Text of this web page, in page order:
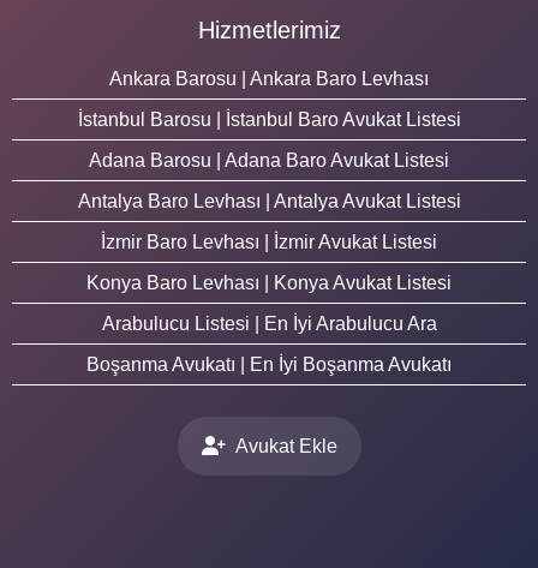
Hizmetlerimiz
Ankara Barosu | Ankara Baro Levhası
İstanbul Barosu | İstanbul Baro Avukat Listesi
Adana Barosu | Adana Baro Avukat Listesi
Antalya Baro Levhası | Antalya Avukat Listesi
İzmir Baro Levhası | İzmir Avukat Listesi
Konya Baro Levhası | Konya Avukat Listesi
Arabulucu Listesi | En İyi Arabulucu Ara
Boşanma Avukatı | En İyi Boşanma Avukatı
Avukat Ekle